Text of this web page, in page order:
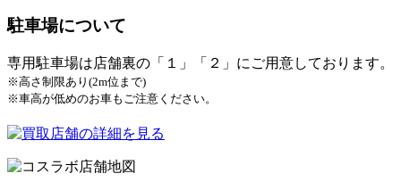
駐車場について
専用駐車場は店舗裏の「１」「２」にご用意しております。
※高さ制限あり(2m位まで)
※車高が低めのお車もご注意ください。